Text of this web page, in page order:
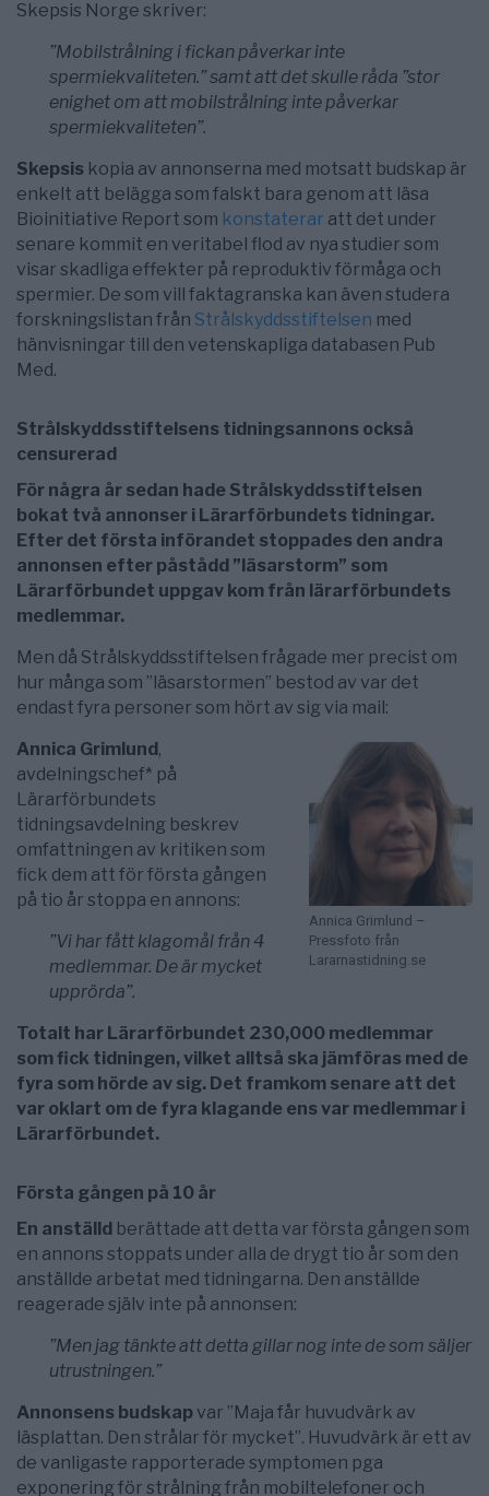
Skepsis Norge skriver:
”Mobilstrålning i fickan påverkar inte
spermiekvaliteten.” samt att det skulle råda ”stor
enighet om att mobilstrålning inte påverkar
spermiekvaliteten”.
Skepsis kopia av annonserna med motsatt budskap är
enkelt att belägga som falskt bara genom att läsa
Bioinitiative Report som konstaterar att det under
senare kommit en veritabel flod av nya studier som
visar skadliga effekter på reproduktiv förmåga och
spermier. De som vill faktagranska kan även studera
forskningslistan från Strålskyddsstiftelsen med
hänvisningar till den vetenskapliga databasen Pub
Med.
Strålskyddsstiftelsens tidningsannons också
censurerad
För några år sedan hade Strålskyddsstiftelsen
bokat två annonser i Lärarförbundets tidningar.
Efter det första införandet stoppades den andra
annonsen efter påstådd ”läsarstorm” som
Lärarförbundet uppgav kom från lärarförbundets
medlemmar.
Men då Strålskyddsstiftelsen frågade mer precist om
hur många som ”läsarstormen” bestod av var det
endast fyra personer som hört av sig via mail:
Annica Grimlund –
Pressfoto från
Lararnastidning.se
Annica Grimlund ,
avdelningschef* på
Lärarförbundets
tidningsavdelning beskrev
omfattningen av kritiken som
fick dem att för första gången
på tio år stoppa en annons:
”Vi har fått klagomål från 4
medlemmar. De är mycket
upprörda”.
Totalt har Lärarförbundet 230,000 medlemmar
som fick tidningen, vilket alltså ska jämföras med de
fyra som hörde av sig. Det framkom senare att det
var oklart om de fyra klagande ens var medlemmar i
Lärarförbundet.
Första gången på 10 år
En anställd berättade att detta var första gången som
en annons stoppats under alla de drygt tio år som den
anställde arbetat med tidningarna. Den anställde
reagerade själv inte på annonsen:
”Men jag tänkte att detta gillar nog inte de som säljer
utrustningen.”
Annonsens budskap var ”Maja får huvudvärk av
läsplattan. Den strålar för mycket”. Huvudvärk är ett av
de vanligaste rapporterade symptomen pga
exponering för strålning från mobiltelefoner och